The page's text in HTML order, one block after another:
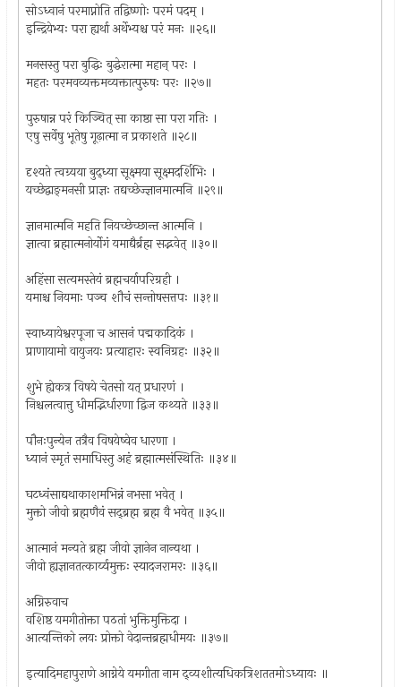
सोऽध्वानं परमाप्नोति तद्विष्णोः परमं पदम् ।
इन्द्रियेभ्यः परा ह्यर्था अर्थेभ्यश्च परं मनः ॥२६॥
मनसस्तु परा बुद्धिः बुद्धेरात्मा महान् परः ।
महतः परमवव्यक्तमव्यक्तात्पुरुषः परः ॥२७॥
पुरुषान्न परं किञ्चित् सा काष्ठा सा परा गतिः ।
एषु सर्वेषु भूतेषु गूढ़ात्मा न प्रकाशते ॥२८॥
दृश्यते त्वग्र्यया बुद्ध्या सूक्ष्मया सूक्ष्मदर्शिभिः ।
यच्छेद्वाङ्‌मनसी प्राज्ञः तद्यच्छेज्ज्ञानमात्मनि ॥२९॥
ज्ञानमात्मनि महति नियच्छेच्छान्त आत्मनि ।
ज्ञात्वा ब्रह्मात्मनोर्योगं यमाद्यैर्ब्रह्म सद्भवेत् ॥३०॥
अहिंसा सत्यमस्तेयं ब्रह्मचर्यापरिग्रही ।
यमाश्च नियमाः पञ्च शौचं सन्तोषसत्तपः ॥३१॥
स्वाध्यायेश्वरपूजा च आसनं पद्मकादिकं ।
प्राणायामो वायुजयः प्रत्याहारः स्वनिग्रहः ॥३२॥
शुभे ह्येकत्र विषये चेतसो यत् प्रधारणं ।
निश्चलत्वात्तु धीमद्भिर्धारणा द्विज कथ्यते ॥३३॥
पौनःपुन्येन तत्रैव विषयेष्वेव धारणा ।
ध्यानं स्मृतं समाधिस्तु अहं ब्रह्मात्मसंस्थितिः ॥३४॥
घटध्वंसाद्यथाकाशमभिन्नं नभसा भवेत् ।
मुक्तो जीवो ब्रह्मणैवं सद्‌ब्रह्म ब्रह्म वै भवेत् ॥३५॥
आत्मानं मन्यते ब्रह्म जीवो ज्ञानेन नान्यथा ।
जीवो ह्यज्ञानतत्कार्य्यमुक्तः स्यादजरामरः ॥३६॥
अग्निरुवाच
वशिष्ठ यमगीतोक्ता पठतां भुक्तिमुक्तिदा ।
आत्यन्तिको लयः प्रोक्तो वेदान्तब्रह्मधीमयः ॥३७॥
इत्यादिमहापुराणे आग्नेये यमगीता नाम द्व्यशीत्यधिकत्रिशततमोऽध्यायः ॥